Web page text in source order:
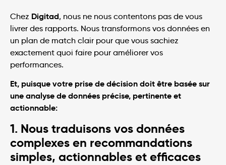
Chez Digitad, nous ne nous contentons pas de vous
livrer des rapports. Nous transformons vos données en
un plan de match clair pour que vous sachiez
exactement quoi faire pour améliorer vos
performances.
Et, puisque votre prise de décision doit être basée sur
une analyse de données précise, pertinente et
actionnable:
1. Nous traduisons vos données
complexes en recommandations
simples, actionnables et efficaces